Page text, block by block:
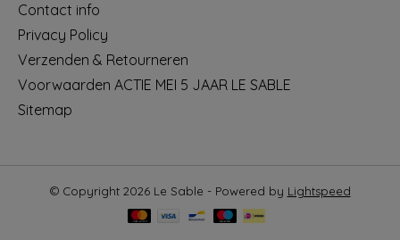
Contact info
Privacy Policy
Verzenden & Retourneren
Voorwaarden ACTIE MEI 5 JAAR LE SABLE
Sitemap
© Copyright 2026 Le Sable - Powered by Lightspeed